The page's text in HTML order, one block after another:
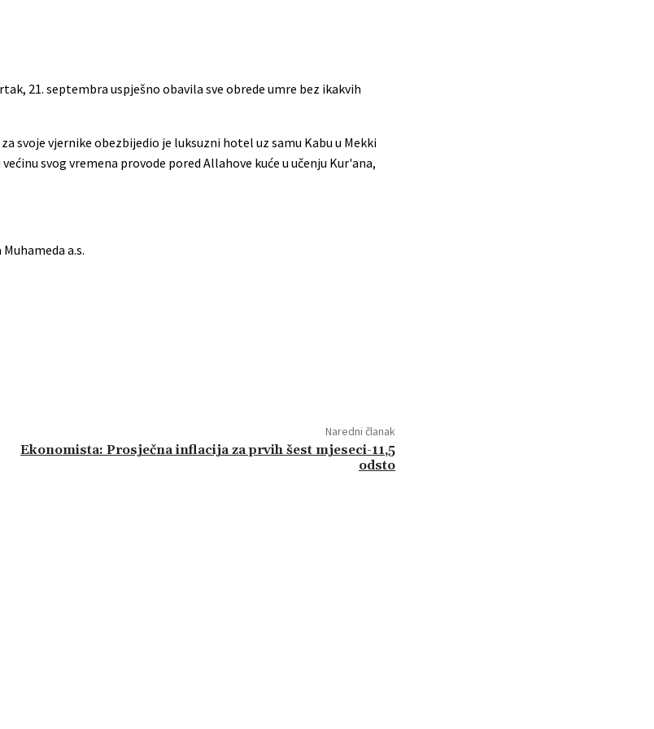
21. septembra uspješno obavila sve obrede umre bez ikakvih
svoje vjernike obezbijedio je luksuzni hotel uz samu Kabu u Mekki
svog vremena provode pored Allahove kuće u učenju Kur'ana,
a.s.
Naredni članak
Ekonomista: Prosječna inflacija za prvih šest mjeseci-11,5
odsto